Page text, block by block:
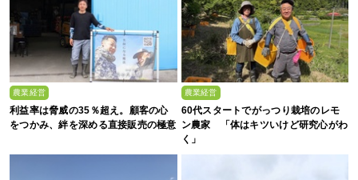
農業経営
利益率は脅威の35％超え。顧客の心
をつかみ、絆を深める直接販売の極意
農業経営
60代スタートでがっつり栽培のレモ
ン農家 「体はキツいけど研究心がわ
く」